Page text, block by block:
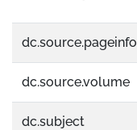
dc.source.pageinfo
dc.source.volume
dc.subject